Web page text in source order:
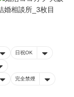
日祝OK
完全禁煙